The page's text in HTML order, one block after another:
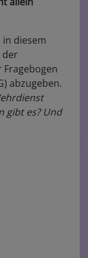
in diesem
der
abzugeben.
gibt es? Und